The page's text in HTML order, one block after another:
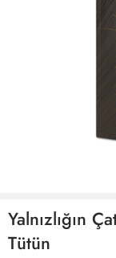
Yalnızlığın
Tütün